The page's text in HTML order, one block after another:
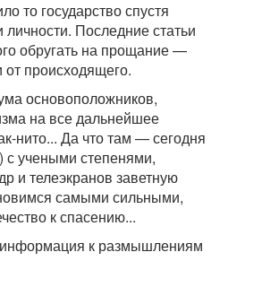
то государство спустя
Последние статьи
обругать на прощание —
происходящего.
основоположников,
на все дальнейшее
нито... Да что там — сегодня
с учеными степенями,
и телеэкранов заветную
самыми сильными,
к спасению...
информация к размышлениям